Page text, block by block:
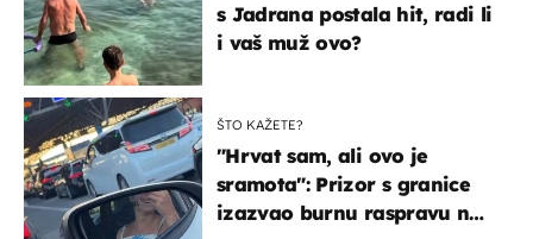
s Jadrana postala hit, radi li
i vaš muž ovo?
ŠTO KAŽETE?
"Hrvat sam, ali ovo je
sramota": Prizor s granice
izazvao burnu raspravu na